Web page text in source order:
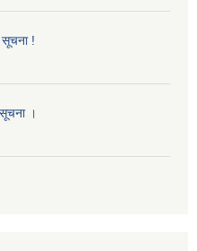
सूचना !
।